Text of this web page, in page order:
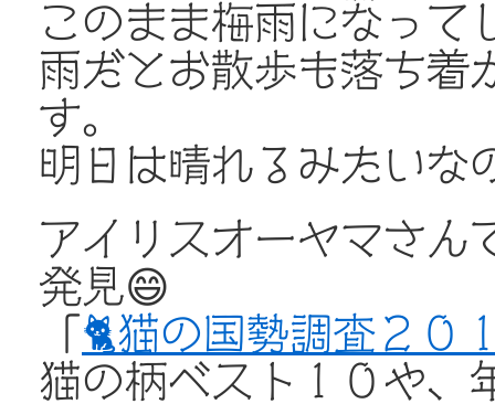
このまま梅雨になって
雨だとお散歩も落ち着
す。
明日は晴れるみたいな
アイリスオーヤマさん
発見😄
🐈猫の国勢調査２０
猫の柄ベスト１０や、